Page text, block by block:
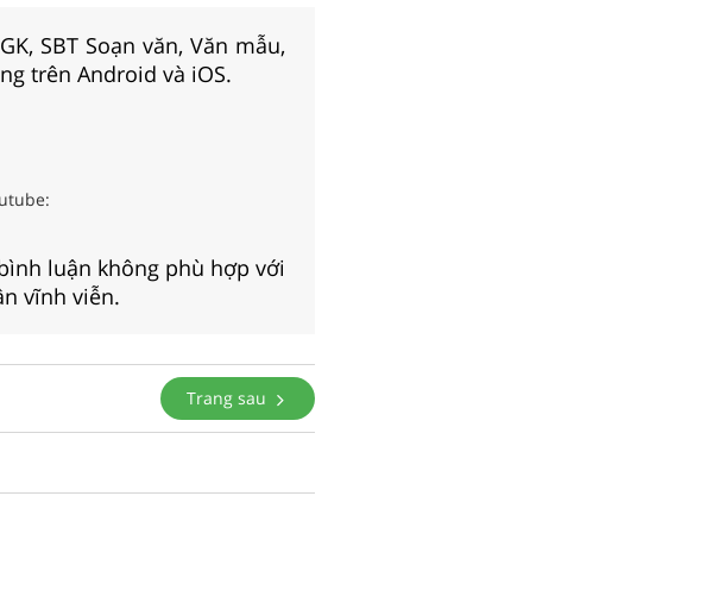
SBT Soạn văn, Văn mẫu,
trên Android và iOS.
luận không phù hợp với
vĩnh viễn.
Trang sau